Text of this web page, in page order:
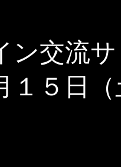
交流
１５日